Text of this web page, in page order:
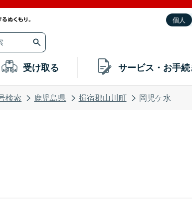
個人
受け取る サービス・お手続
検索 鹿児島県 揖宿郡山川町 岡児ケ水